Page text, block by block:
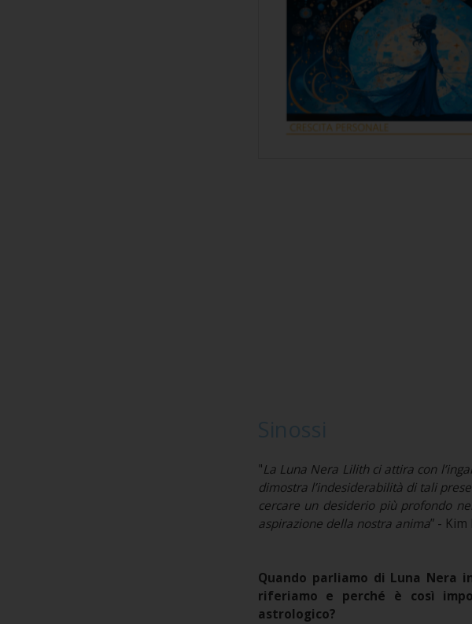
"La Luna Nera Lilith ci attira con
dimostra l’indesiderabilità di tali
cercare un desiderio più profondo
aspirazione della nostra anima” -
Quando parliamo di Luna Nera
riferiamo e perché è così
astrologico?